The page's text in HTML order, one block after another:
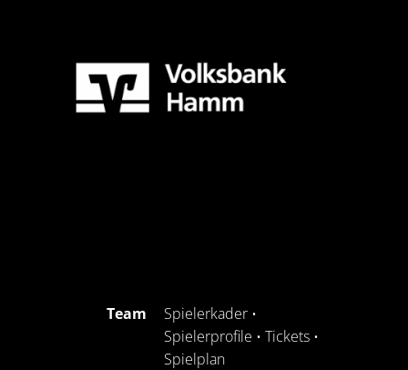
Team Spielerkader •
Spielerprofile • Tickets •
Spielplan